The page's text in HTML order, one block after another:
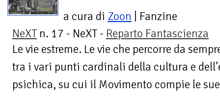
a cura di Zoon | Fanzine
NeXT n. 17 - NeXT - Reparto Fantascienza
Le vie estreme. Le vie che percorre da
tra i vari punti cardinali della cultura e
psichica, su cui il Movimento compie le